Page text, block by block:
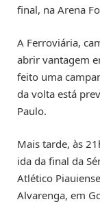
final, na Arena
A Ferroviária,
abrir vantagem
feito uma
da volta está
Paulo.
Mais tarde, às
ida da final da
Atlético
Alvarenga, em